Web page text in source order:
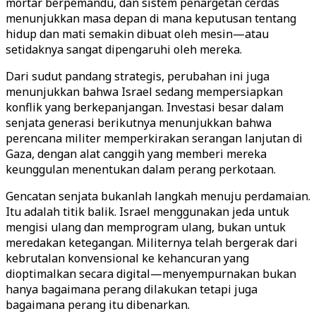
menunjukkan masa depan di mana keputusan tentang
hidup dan mati semakin dibuat oleh mesin—atau
setidaknya sangat dipengaruhi oleh mereka.
Dari sudut pandang strategis, perubahan ini juga
menunjukkan bahwa Israel sedang mempersiapkan
konflik yang berkepanjangan. Investasi besar dalam
senjata generasi berikutnya menunjukkan bahwa
perencana militer memperkirakan serangan lanjutan di
Gaza, dengan alat canggih yang memberi mereka
keunggulan menentukan dalam perang perkotaan.
Gencatan senjata bukanlah langkah menuju perdamaian.
Itu adalah titik balik. Israel menggunakan jeda untuk
mengisi ulang dan memprogram ulang, bukan untuk
meredakan ketegangan. Militernya telah bergerak dari
kebrutalan konvensional ke kehancuran yang
dioptimalkan secara digital—menyempurnakan bukan
hanya bagaimana perang dilakukan tetapi juga
bagaimana perang itu dibenarkan.